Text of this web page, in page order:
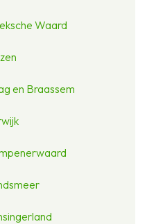
Waard
en Braassem